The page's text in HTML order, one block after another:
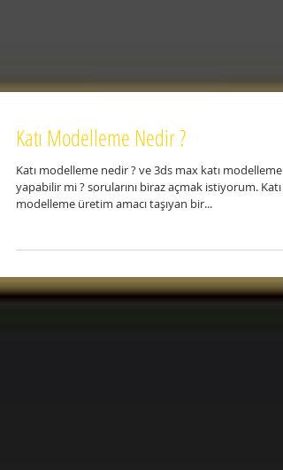
Katı Modelleme Nedir ?
Katı modelleme nedir ? ve 3ds max katı modelleme
yapabilir mi ? sorularını biraz açmak istiyorum. Katı